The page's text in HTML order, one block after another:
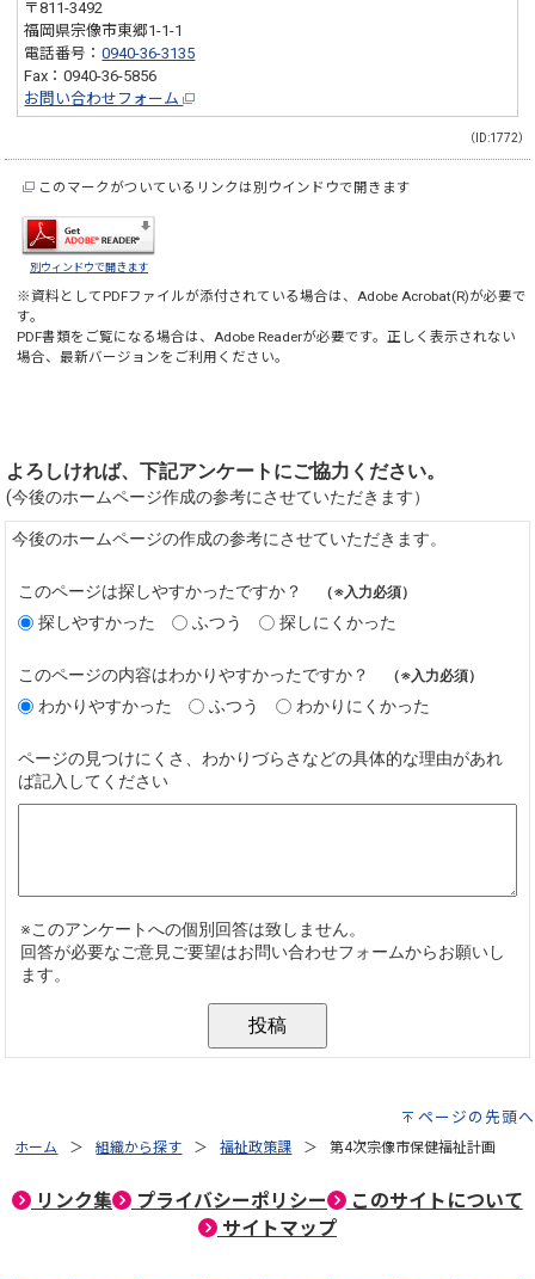
〒811-3492
福岡県宗像市東郷1-1-1
電話番号：0940-36-3135
Fax：0940-36-5856
お問い合わせフォーム
（ID:1772）
このマークがついているリンクは別ウインドウで開きます
別ウィンドウで開きます
※資料としてPDFファイルが添付されている場合は、Adobe Acrobat(R)が必要で
す。
PDF書類をご覧になる場合は、Adobe Readerが必要です。正しく表示されない
場合、最新バージョンをご利用ください。
ページの先頭へ
ホーム 組織から探す 福祉政策課 第4次宗像市保健福祉計画
リンク集 プライバシーポリシー
このサイトについて
サイトマップ